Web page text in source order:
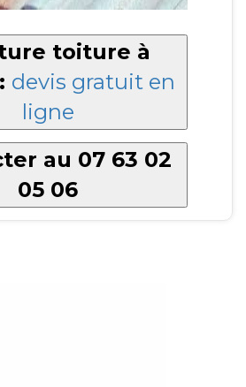
toiture à
devis gratuit en
ligne
au 07 63 02
05 06